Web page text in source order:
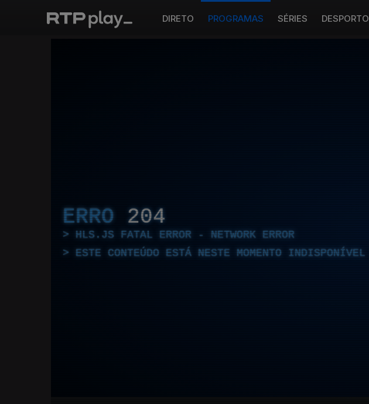
DIRETO PROGRAMAS SÉRIES DESPORTO
ERRO 204
HLS.JS FATAL ERROR - NETWORK ERROR
ESTE CONTEÚDO ESTÁ NESTE MOMENTO INDISPONÍVEL